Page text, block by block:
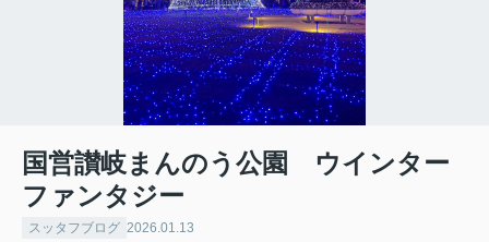
国営讃岐まんのう公園 ウインター
ファンタジー
スッタフブログ 2026.01.13